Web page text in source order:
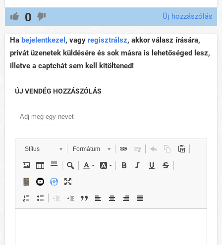
0 Új hozzászólás
Ha bejelentkezel , vagy regisztrálsz, akkor válasz írására,
privát üzenetek küldésére és sok másra is lehetőséged lesz,
illetve a captchát sem kell kitöltened!
ÚJ VENDÉG HOZZÁSZÓLÁS
Stílus Formátum